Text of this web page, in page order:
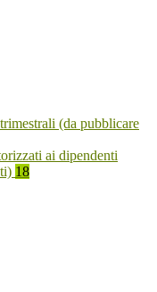
(da pubblicare
ai dipendenti
18